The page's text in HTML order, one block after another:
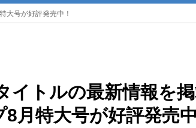
大号が好評発売中！
イトルの最新情報を
月特大号が好評発売中